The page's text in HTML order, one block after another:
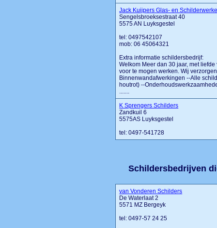
Jack Kuijpers Glas- en
Sengelsbroeksestraat 40
5575 AN Luyksgestel
tel: 0497542107
mob: 06 45064321
Extra informatie schildersbedrijf:
Welkom Meer dan 30 jaar, met
voor te mogen werken. Wij
Binnenwandafwerkingen --Alle
houtrot) --
.......
K Sprengers Schilders
Zandkuil 6
5575AS Luyksgestel
tel: 0497-541728
Schildersbedrijven
van Vonderen Schilders
De Waterlaat 2
5571 MZ Bergeyk
tel: 0497-57 24 25